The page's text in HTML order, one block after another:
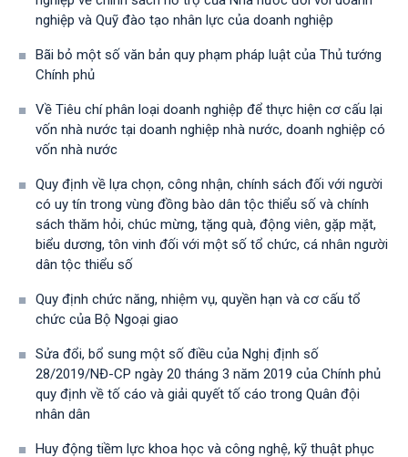
nghiệp và Quỹ đào tạo nhân lực của doanh nghiệp
Bãi bỏ một số văn bản quy phạm pháp luật của Thủ tướng
Chính phủ
Về Tiêu chí phân loại doanh nghiệp để thực hiện cơ cấu lại
vốn nhà nước tại doanh nghiệp nhà nước, doanh nghiệp có
vốn nhà nước
Quy định về lựa chọn, công nhận, chính sách đối với người
có uy tín trong vùng đồng bào dân tộc thiểu số và chính
sách thăm hỏi, chúc mừng, tặng quà, động viên, gặp mặt,
biểu dương, tôn vinh đối với một số tổ chức, cá nhân người
dân tộc thiểu số
Quy định chức năng, nhiệm vụ, quyền hạn và cơ cấu tổ
chức của Bộ Ngoại giao
Sửa đổi, bổ sung một số điều của Nghị định số
28/2019/NĐ-CР ngày 20 tháng 3 năm 2019 của Chính phủ
quy định về tố cáo và giải quyết tố cáo trong Quân đội
nhân dân
Huy động tiềm lực khoa học và công nghệ, kỹ thuật phục